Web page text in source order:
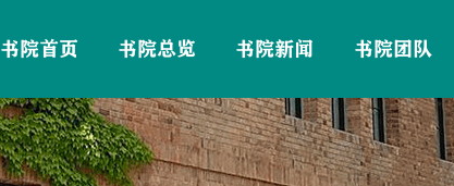
书院首页 书院总览 书院新闻 书院团队